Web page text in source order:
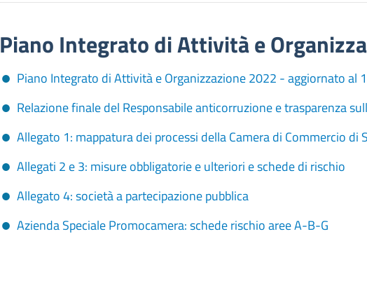
Piano Integrato di Attività e
Piano Integrato di Attività e Organizzazione 2022 - aggiornato al
Relazione finale del Responsabile anticorruzione e trasparenza
Allegato 1: mappatura dei processi della Camera di Commercio di
Allegati 2 e 3: misure obbligatorie e ulteriori e schede di rischio
Allegato 4: società a partecipazione pubblica
Azienda Speciale Promocamera: schede rischio aree A-B-G